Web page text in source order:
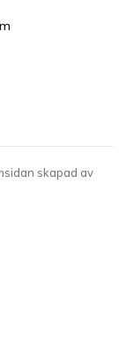
skapad av